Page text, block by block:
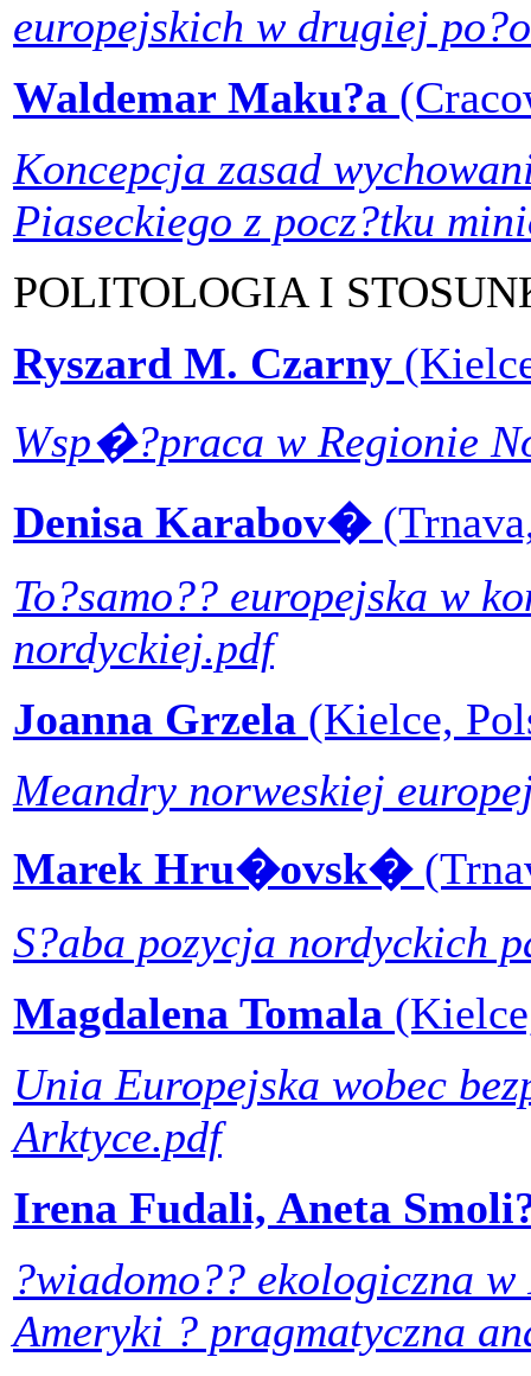
europejskich w drugiej
Waldemar Maku?a
Koncepcja zasad
Piaseckiego z pocz?tku
POLITOLOGIA I
Ryszard M. Czarny
Wsp�?praca w Regionie
Denisa Karabov�
To?samo?? europejska w
nordyckiej.pdf
Joanna Grzela (Kielce,
Meandry norweskiej
Marek Hru�ovsk�
S?aba pozycja nordyckich
Magdalena Tomala
Unia Europejska wobec
Arktyce.pdf
Irena Fudali, Aneta
?wiadomo?? ekologiczna
Ameryki ? pragmatyczna